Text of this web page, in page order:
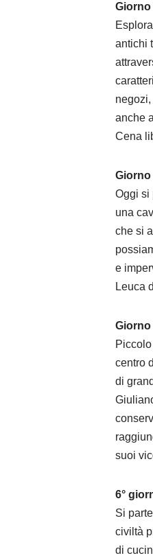
Giorno
antichi
anche
Cena
Giorno
Oggi si
una
che si
e
Leuca
Giorno
centro
di
suoi
6°
Si
civiltà
di